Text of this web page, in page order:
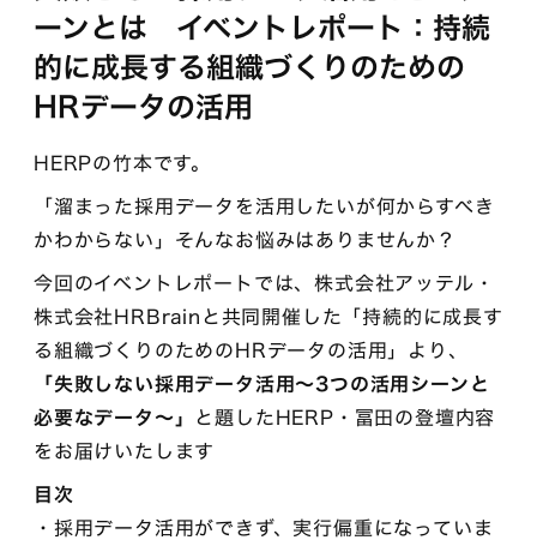
ーンとは イベントレポート：持続
的に成長する組織づくりのための
HRデータの活用
HERPの竹本です。
「溜まった採用データを活用したいが何からすべき
かわからない」そんなお悩みはありませんか？
今回のイベントレポートでは、株式会社アッテル・
株式会社HRBrainと共同開催した「持続的に成長す
る組織づくりのためのHRデータの活用」より、
「失敗しない採用データ活用〜3つの活用シーンと
必要なデータ〜」 と題したHERP・冨田の登壇内容
をお届けいたします
目次
・採用データ活用ができず、実行偏重になっていま